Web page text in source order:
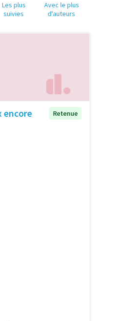
Les plus
suivies
Avec le plus
d'auteurs
encore Retenue